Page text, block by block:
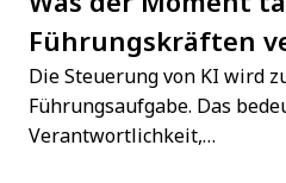
Führungskräften
Die Steuerung von KI wird
Führungsaufgabe. Das
Verantwortlichkeit,…